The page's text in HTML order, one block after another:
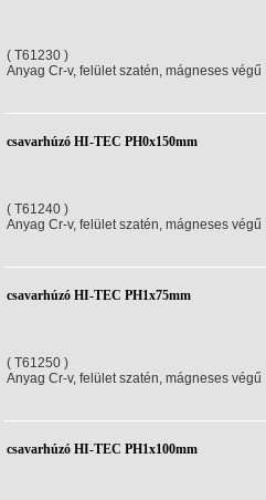
( T61230 )
Anyag Cr-v, felület szatén, mágneses végű
csavarhúzó HI-TEC PH0x150mm
( T61240 )
Anyag Cr-v, felület szatén, mágneses végű
csavarhúzó HI-TEC PH1x75mm
( T61250 )
Anyag Cr-v, felület szatén, mágneses végű
csavarhúzó HI-TEC PH1x100mm